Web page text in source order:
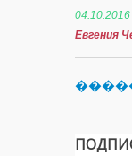
04.10.2016
Евгения